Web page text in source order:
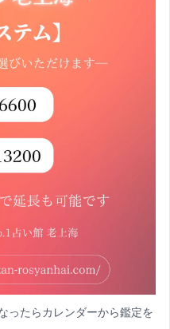
たらカレンダーから鑑定を